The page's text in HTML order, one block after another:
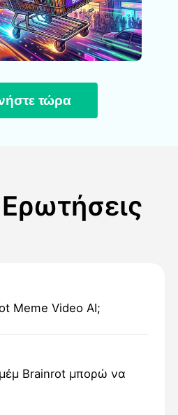
τώρα
Meme Video AI;
μέμ Brainrot μπορώ να